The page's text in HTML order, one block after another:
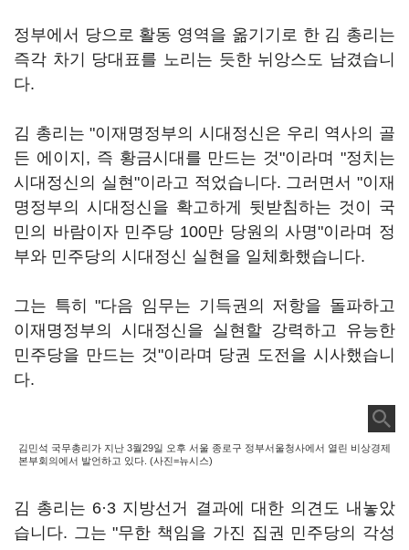
정부에서 당으로 활동 영역을 옮기기로 한 김 총리는
즉각 차기 당대표를 노리는 듯한 뉘앙스도 남겼습니
다.
김 총리는 "이재명정부의 시대정신은 우리 역사의 골
든 에이지, 즉 황금시대를 만드는 것"이라며 "정치는
시대정신의 실현"이라고 적었습니다. 그러면서 "이재
명정부의 시대정신을 확고하게 뒷받침하는 것이 국
민의 바람이자 민주당 100만 당원의 사명"이라며 정
부와 민주당의 시대정신 실현을 일체화했습니다.
그는 특히 "다음 임무는 기득권의 저항을 돌파하고
이재명정부의 시대정신을 실현할 강력하고 유능한
민주당을 만드는 것"이라며 당권 도전을 시사했습니
다.
김민석 국무총리가 지난 3월29일 오후 서울 종로구 정부서울청사에서 열린 비상경제
본부회의에서 발언하고 있다. (사진=뉴시스)
김 총리는 6·3 지방선거 결과에 대한 의견도 내놓았
습니다. 그는 "무한 책임을 가진 집권 민주당의 각성